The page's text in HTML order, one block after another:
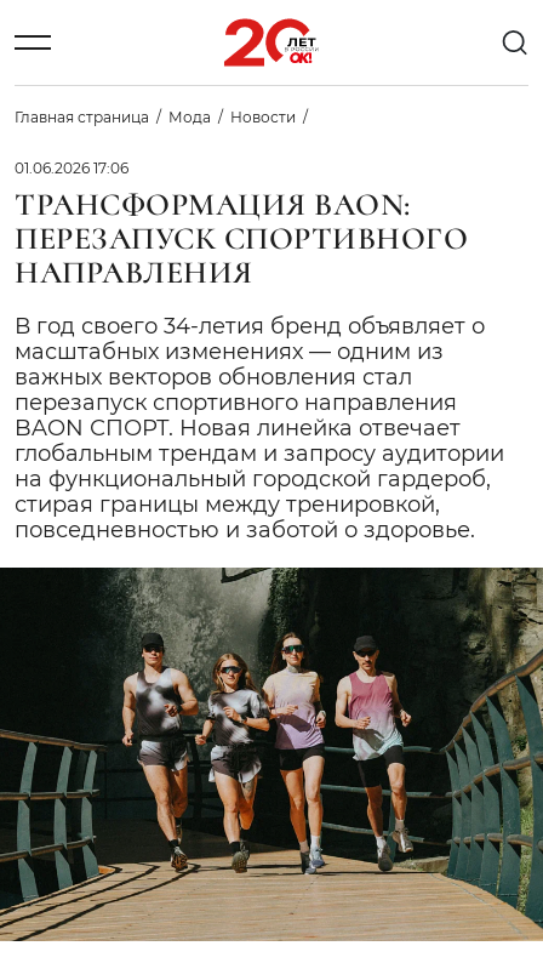
Главная страница Мода Новости
01.06.2026 17:06
ТРАНСФОРМАЦИЯ BAON:
ПЕРЕЗАПУСК СПОРТИВНОГО
НАПРАВЛЕНИЯ
В год своего 34-летия бренд объявляет о
масштабных изменениях — одним из
важных векторов обновления стал
перезапуск спортивного направления
BAON СПОРТ. Новая линейка отвечает
глобальным трендам и запросу аудитории
на функциональный городской гардероб,
стирая границы между тренировкой,
повседневностью и заботой о здоровье.